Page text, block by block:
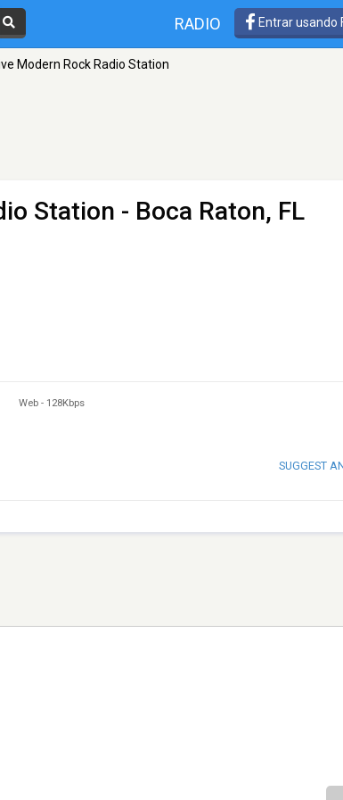
RADIO Entrar usando
Modern Rock Radio Station
Station - Boca Raton, FL
Web - 128Kbps
SUGGEST